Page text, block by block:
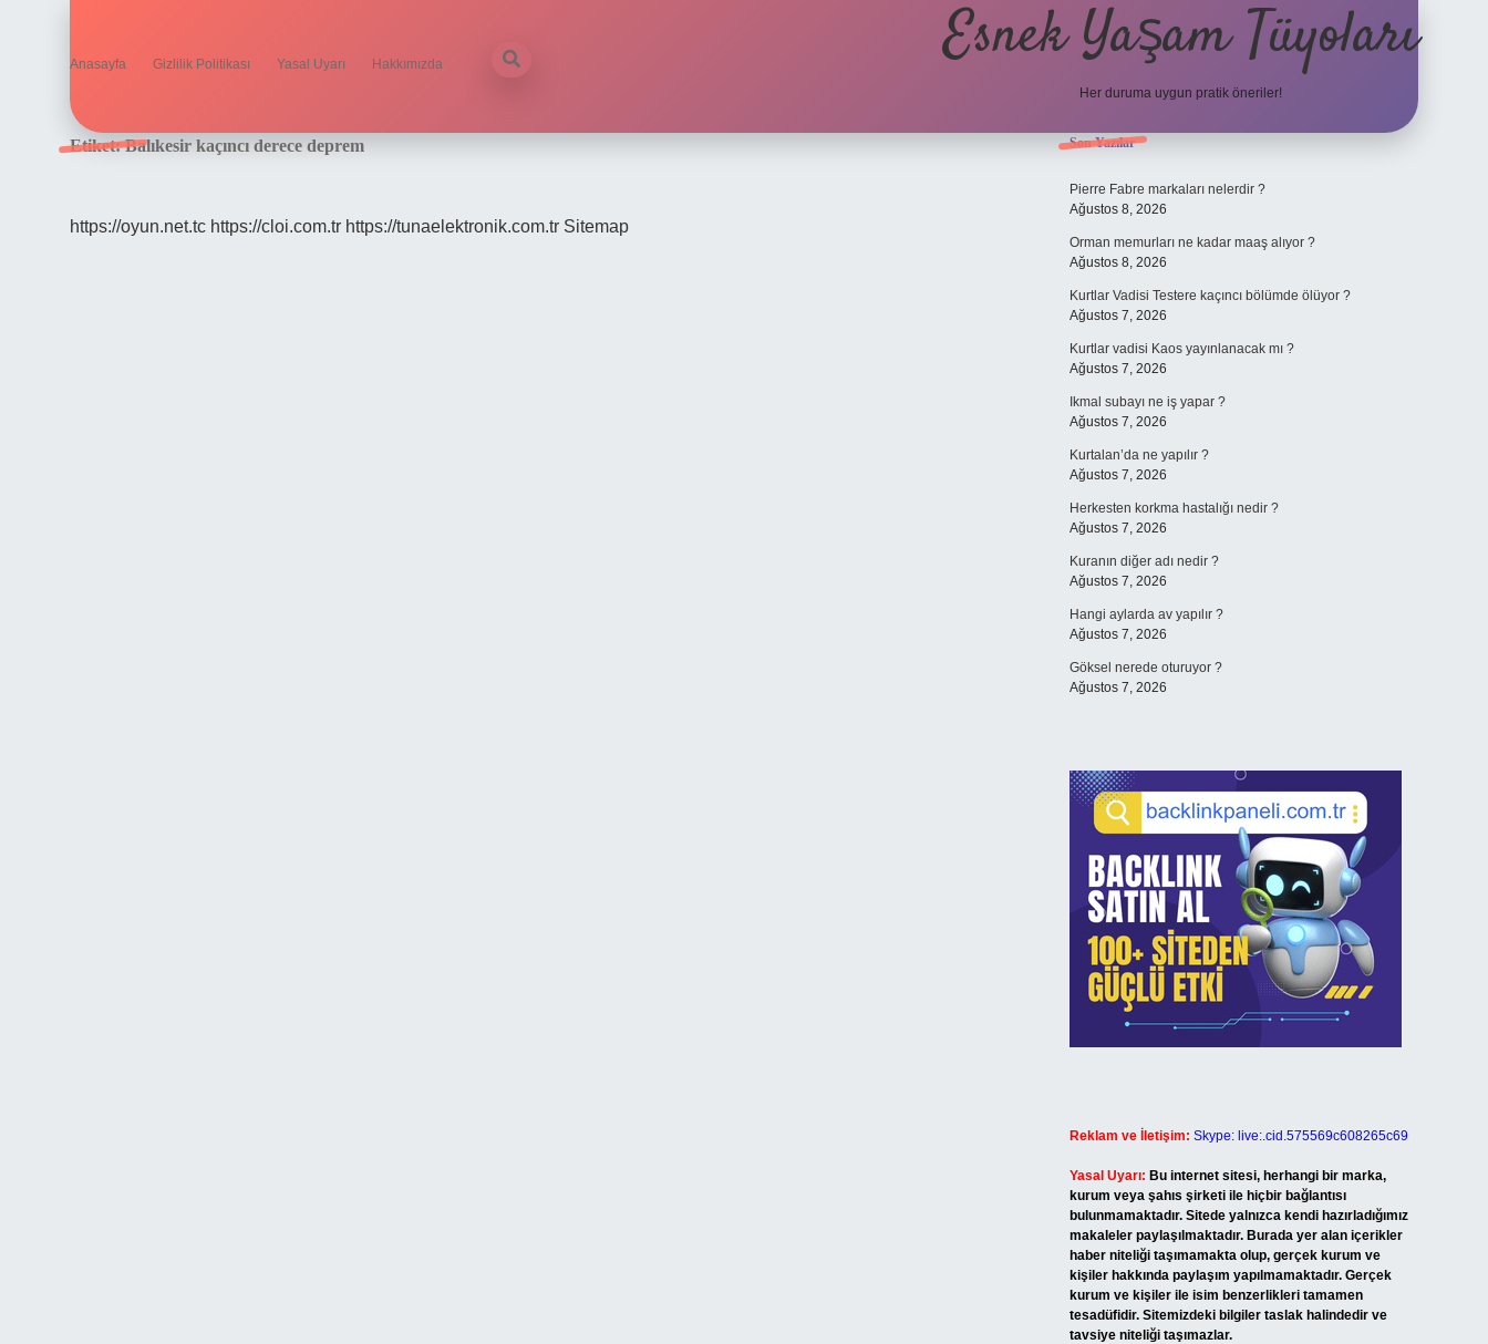
Anasayfa Gizlilik Politikası Yasal Uyarı Hakkımızda Esnek Yaşam Tüyoları
Her duruma uygun pratik öneriler!
Etiket:Balıkesir kaçıncı derece deprem
https://oyun.net.tc https://cloi.com.tr https://tunaelektronik.com.tr Sitemap
Sidebar
Son Yazılar
Pierre Fabre markaları nelerdir ?
Ağustos 8, 2026
Orman memurları ne kadar maaş alıyor ?
Ağustos 8, 2026
Kurtlar Vadisi Testere kaçıncı bölümde ölüyor ?
Ağustos 7, 2026
Kurtlar vadisi Kaos yayınlanacak mı ?
Ağustos 7, 2026
Ikmal subayı ne iş yapar ?
Ağustos 7, 2026
Kurtalan’da ne yapılır ?
Ağustos 7, 2026
Herkesten korkma hastalığı nedir ?
Ağustos 7, 2026
Kuranın diğer adı nedir ?
Ağustos 7, 2026
Hangi aylarda av yapılır ?
Ağustos 7, 2026
Göksel nerede oturuyor ?
Ağustos 7, 2026
Reklam ve İletişim: Skype: live:.cid.575569c608265c69
Yasal Uyarı: Bu internet sitesi, herhangi bir marka,
kurum veya şahıs şirketi ile hiçbir bağlantısı
bulunmamaktadır. Sitede yalnızca kendi hazırladığımız
makaleler paylaşılmaktadır. Burada yer alan içerikler
haber niteliği taşımamakta olup, gerçek kurum ve
kişiler hakkında paylaşım yapılmamaktadır. Gerçek
kurum ve kişiler ile isim benzerlikleri tamamen
tesadüfidir. Sitemizdeki bilgiler taslak halindedir ve
tavsiye niteliği taşımazlar.